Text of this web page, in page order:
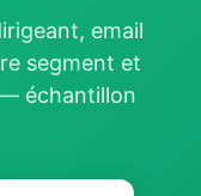
email
segment et
échantillon